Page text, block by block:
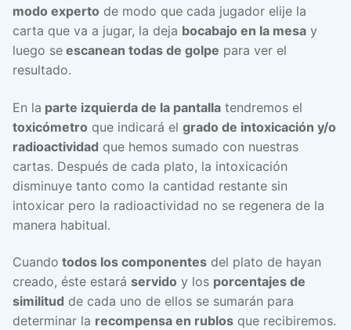
modo experto de modo que cada jugador elije la
carta que va a jugar, la deja bocabajo en la mesa y
luego se escanean todas de golpe para ver el
resultado.
En la parte izquierda de la pantalla tendremos el
toxicómetro que indicará el grado de intoxicación y/o
radioactividad que hemos sumado con nuestras
cartas. Después de cada plato, la intoxicación
disminuye tanto como la cantidad restante sin
intoxicar pero la radioactividad no se regenera de la
manera habitual.
Cuando todos los componentes del plato de hayan
creado, éste estará servido y los porcentajes de
similitud de cada uno de ellos se sumarán para
determinar la recompensa en rublos que recibiremos.